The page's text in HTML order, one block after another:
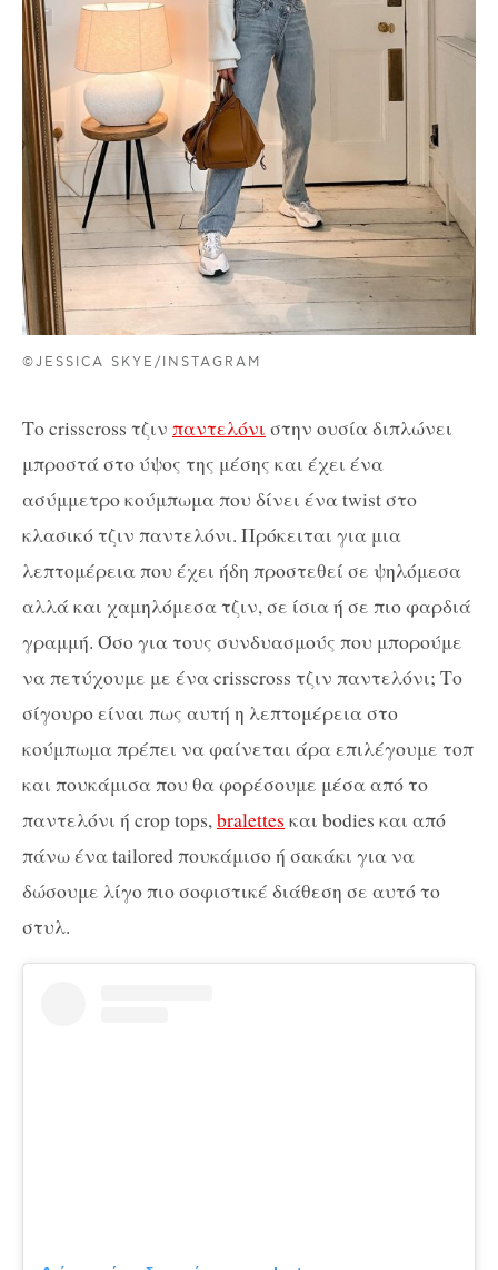
©JESSICA SKYE/INSTAGRAM
Το crisscross τζιν παντελόνι στην ουσία διπλώνει
μπροστά στο ύψος της μέσης και έχει ένα
ασύμμετρο κούμπωμα που δίνει ένα twist στο
κλασικό τζιν παντελόνι. Πρόκειται για μια
λεπτομέρεια που έχει ήδη προστεθεί σε ψηλόμεσα
αλλά και χαμηλόμεσα τζιν, σε ίσια ή σε πιο φαρδιά
γραμμή. Όσο για τους συνδυασμούς που μπορούμε
να πετύχουμε με ένα crisscross τζιν παντελόνι; Το
σίγουρο είναι πως αυτή η λεπτομέρεια στο
κούμπωμα πρέπει να φαίνεται άρα επιλέγουμε τοπ
και πουκάμισα που θα φορέσουμε μέσα από το
παντελόνι ή crop tops,bralettes και bodies και από
πάνω ένα tailored πουκάμισο ή σακάκι για να
δώσουμε λίγο πιο σοφιστικέ διάθεση σε αυτό το
στυλ.